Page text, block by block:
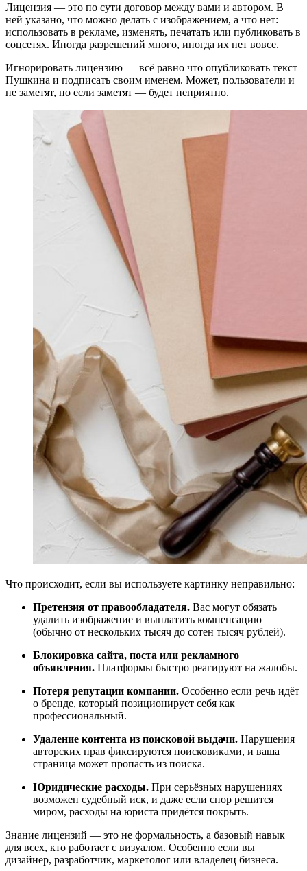
Лицензия — это по сути договор между вами и автором. В
ней указано, что можно делать с изображением, а что нет:
использовать в рекламе, изменять, печатать или публиковать в
соцсетях. Иногда разрешений много, иногда их нет вовсе.
Игнорировать лицензию — всё равно что опубликовать текст
Пушкина и подписать своим именем. Может, пользователи и
не заметят, но если заметят — будет неприятно.
Что происходит, если вы используете картинку неправильно:
Претензия от правообладателя. Вас могут обязать
удалить изображение и выплатить компенсацию
(обычно от нескольких тысяч до сотен тысяч рублей).
Блокировка сайта, поста или рекламного
объявления. Платформы быстро реагируют на жалобы.
Потеря репутации компании. Особенно если речь идёт
о бренде, который позиционирует себя как
профессиональный.
Удаление контента из поисковой выдачи. Нарушения
авторских прав фиксируются поисковиками, и ваша
страница может пропасть из поиска.
Юридические расходы. При серьёзных нарушениях
возможен судебный иск, и даже если спор решится
миром, расходы на юриста придётся покрыть.
Знание лицензий — это не формальность, а базовый навык
для всех, кто работает с визуалом. Особенно если вы
дизайнер, разработчик, маркетолог или владелец бизнеса.